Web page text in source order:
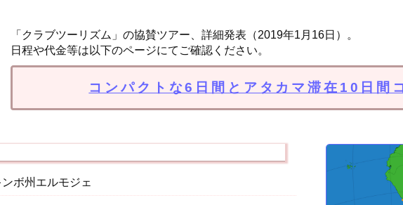
「クラブツーリズム」の協賛ツアー、詳細発表（2019年1月16日）。
日程や代金等は以下のページにてご確認ください。
コンパクトな6日間とアタカマ滞在10日間
ボ州エルモジェ